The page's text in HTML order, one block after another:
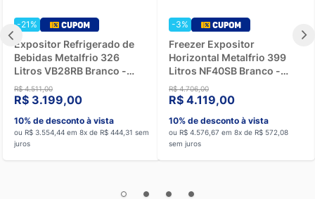
-25%
Freezer Expositor Horizontal Metalfrio 292
Litros NF30SB Branco -
220V
R$ 4.131,00
R$ 2.799,00
10% de desconto à vista
ou R$ 3.110,00 em 8x de R$ 388,75 sem
juros
-24%
Cervejeira Metalfrio Beer
Maxx 264 Litros VN25TP -
220V
R$ 6.711,00
R$ 4.599,00
10% de desconto à vista
ou R$ 5.110,00 em 8x de R$ 638,75 sem
juros